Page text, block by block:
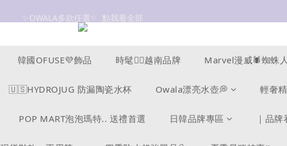
抗UV 50+防曬外套 $299🧊🧊
韓國OFUSE💜飾品 時髦❤️‍🔥越南品牌 Marvel漫威🕷️蜘蛛
🇺🇸HYDROJUG 防漏陶瓷水杯 Owala漂亮水壺💭 輕奢
POP MART泡泡瑪特.. 送禮首選 日韓品牌專區 ｜品